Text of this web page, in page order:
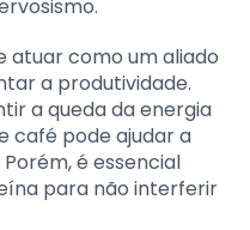
atuar como um aliado
a produtividade.
a queda da energia
café pode ajudar a
é essencial
para não interferir